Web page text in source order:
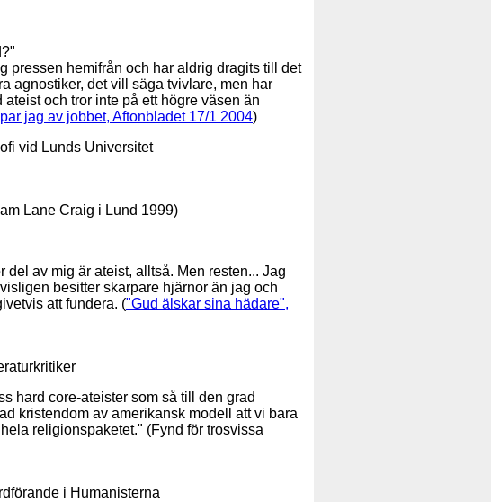
pressen hemifrån och har aldrig dragits till det
agnostiker, det vill säga tvivlare, men har
och tror inte på ett högre väsen än
jag av jobbet, Aftonbladet 17/1 2004)
vid Lunds Universitet
Lane Craig i Lund 1999)
av mig är ateist, alltså. Men resten... Jag
besitter skarpare hjärnor än jag och
att fundera. ("Gud älskar sina hädare",
hard core-ateister som så till den grad
kristendom av amerikansk modell att vi bara
religionspaketet." (Fynd för trosvissa
i Humanisterna